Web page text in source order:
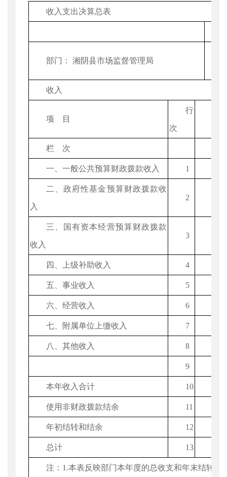
收入支出决算总表
部门： 湘阴县市场监督管理局
收入
项 目
行
次
栏 次
一、一般公共预算财政拨款收入 1
二、政府性基金预算财政拨款收
入
2
三、国有资本经营预算财政拨款
收入
3
四、上级补助收入 4
五、事业收入 5
六、经营收入 6
七、附属单位上缴收入 7
八、其他收入 8
9
本年收入合计 10
使用非财政拨款结余 11
年初结转和结余 12
总计 13
注：1.本表反映部门本年度的总收支和年末结转结